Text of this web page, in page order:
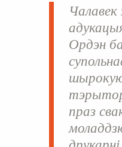
Ордэн
праз